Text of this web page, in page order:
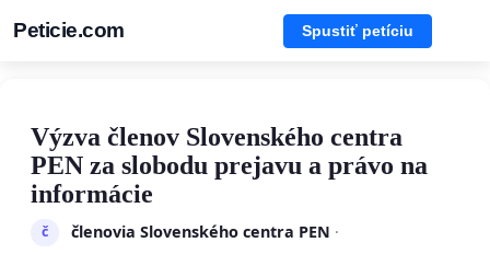
Peticie.com Spustiť petíciu
Výzva členov Slovenského centra
PEN za slobodu prejavu a právo na
informácie
č členovia Slovenského centra PEN ·